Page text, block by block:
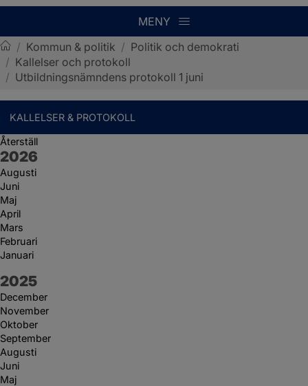
MENY
Sotenäs kommun
/ Kommun & politik / Politik och demokrati
/ Kallelser och protokoll
/ Utbildningsnämndens protokoll 1 juni
KALLELSER & PROTOKOLL
Återställ
År:
2026
Augusti
Juni
Maj
April
Mars
Februari
Januari
År:
2025
December
November
Oktober
September
Augusti
Juni
Maj